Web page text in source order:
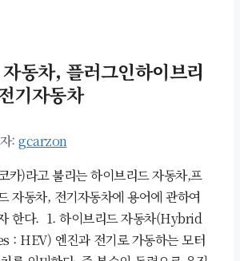
동차, 플러그인하이브리
기자동차
: gcarzon
카)라고 불리는 하이브리드 자동차,프
자동차, 전기자동차에 용어에 관하여
한다. 1. 하이브리드 자동차(Hybrid
: HEV) 엔진과 전기로 가동하는 모터